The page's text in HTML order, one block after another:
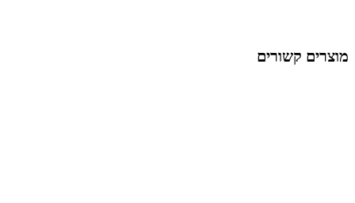
מוצרים קשורים